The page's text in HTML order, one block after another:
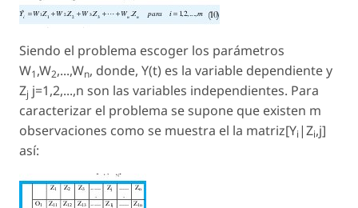
Siendo el problema escoger los parámetros
W1,W2,...,Wn, donde, Y(t) es la variable dependiente y
Zj j=1,2,...,n son las variables independientes. Para
caracterizar el problema se supone que existen m
observaciones como se muestra el la matriz[Yi |Zi,j]
así: